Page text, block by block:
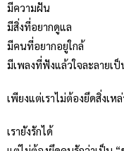
มีความฝัน
มีสิ่งที่อยากดูแล
มีคนที่อยากอยู่ใกล้
มีเพลงที่ฟังแล้วใจละลายเ
เพียงแต่เราไม่ต้องยึดสิ่งเ
เรายังรักได้